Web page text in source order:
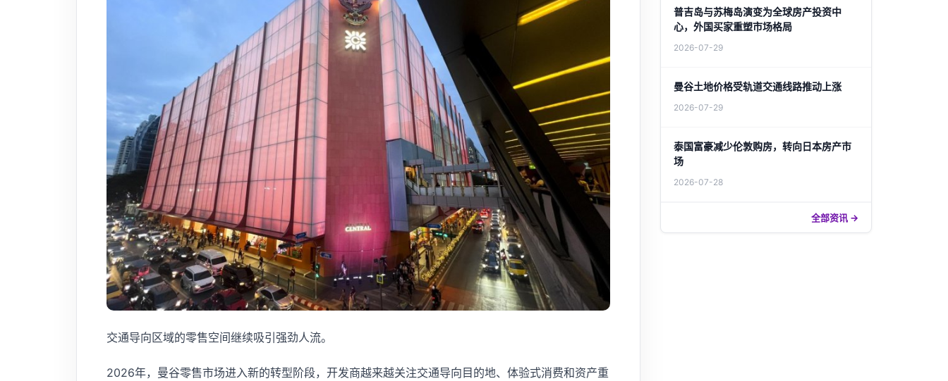
交通导向区域的零售空间继续吸引强劲人流。
2026年，曼谷零售市场进入新的转型阶段，开发商越来越关注交通导向目的地、体验式消费和资产重
普吉岛与苏梅岛演变为全球房产投资中
心，外国买家重塑市场格局
2026-07-29
曼谷土地价格受轨道交通线路推动上涨
2026-07-29
泰国富豪减少伦敦购房，转向日本房产市
场
2026-07-28
全部资讯 →